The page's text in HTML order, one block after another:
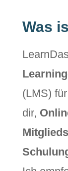
Was
(LMS)
dir,